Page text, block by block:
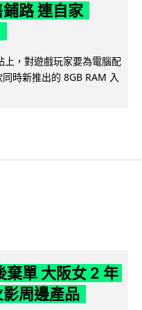
路 連自家
，對遊戲玩家要為電腦配
時新推出的 8GB RAM 入
棄單 大阪女 2 年
周邊產品